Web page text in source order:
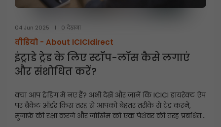
04 Jun 2025 1 0 देखना
वीडियो - About ICICIdirect
इंट्राडे ट्रेड के लिए स्टॉप-लॉस कैसे लगाएं
और संशोधित करें?
क्या आप ट्रेडिंग में नए हैं? अभी देखें और जानें कि ICICI डायरेक्ट ऐप
पर ब्रैकेट ऑर्डर किस तरह से आपको बेहतर तरीके से ट्रेड करने,
मुनाफ़े की रक्षा करने और जोखिम को एक पेशेवर की तरह प्रबंधित